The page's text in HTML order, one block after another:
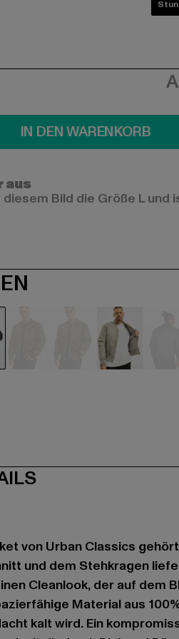
IN DEN WARENKORB
aus
Bild die Größe L und
von Urban Classics
und dem Stehkragen
Cleanlook, der auf dem
Material aus
kalt wird. Ein